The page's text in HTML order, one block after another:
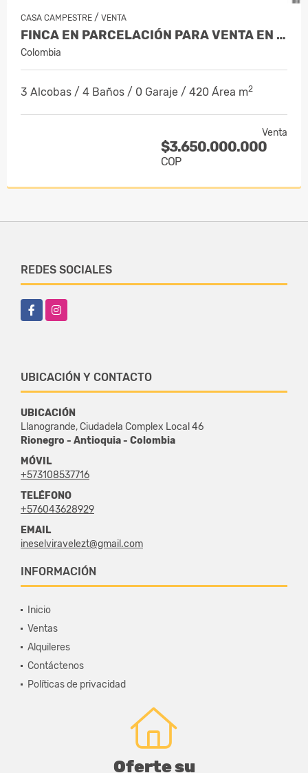
CASA CAMPESTRE / VENTA
FINCA EN PARCELACIÓN PARA VENTA EN EL…
Colombia
3 Alcobas / 4 Baños / 0 Garaje / 420 Área m2
Venta
$3.650.000.000
COP
REDES SOCIALES
FacebookInstagram
UBICACIÓN Y CONTACTO
UBICACIÓN
Llanogrande, Ciudadela Complex Local 46
Rionegro - Antioquia - Colombia
MÓVIL
+573108537716
TELÉFONO
+576043628929
EMAIL
ineselviravelezt@gmail.com
INFORMACIÓN
Inicio
Ventas
Alquileres
Contáctenos
Políticas de privacidad
Oferte su